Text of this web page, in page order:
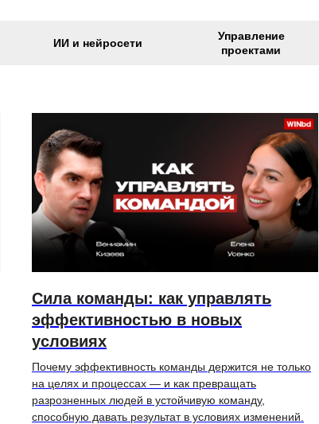
ИИ и нейросети
Управление
проектами
Сила команды: как управлять
эффективностью в новых
условиях
Почему эффективность команды держится не только
на целях и процессах — и как превращать
разрозненных людей в устойчивую команду,
способную давать результат в условиях изменений.